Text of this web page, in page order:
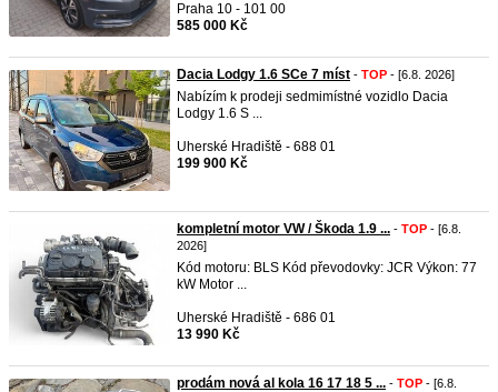
Praha 10 - 101 00
585 000 Kč
Dacia Lodgy 1.6 SCe 7 míst - TOP - [6.8. 2026]
Nabízím k prodeji sedmimístné vozidlo Dacia
Lodgy 1.6 S ...
Uherské Hradiště - 688 01
199 900 Kč
kompletní motor VW / Škoda 1.9 ... - TOP - [6.8.
2026]
Kód motoru: BLS Kód převodovky: JCR Výkon: 77
kW Motor ...
Uherské Hradiště - 686 01
13 990 Kč
prodám nová al kola 16 17 18 5 ... - TOP - [6.8.